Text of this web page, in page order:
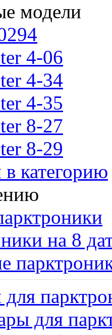
модели
4-06
4-34
4-35
8-27
8-29
категорию
на 8
для